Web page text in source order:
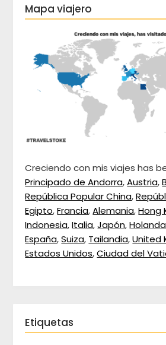
Mapa viajero
Creciendo con mis viajes has
Principado de Andorra,Austria,
República Popular China,
Egipto,Francia,Alemania,Hong
Indonesia,Italia,Japón,Holanda
España,Suiza, Tailandia,United
Estados Unidos,Ciudad del
Etiquetas